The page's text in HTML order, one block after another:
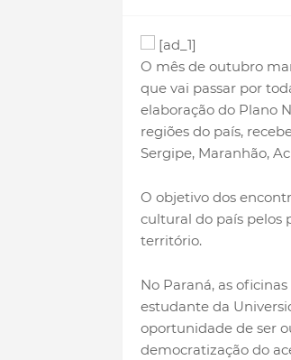
[ad_1]
O mês de outubro
que vai passar por
elaboração do Plano
regiões do país,
Sergipe, Maranhão,
O objetivo dos
cultural do país pelos
território.
No Paraná, as
estudante da
oportunidade de ser
democratização do